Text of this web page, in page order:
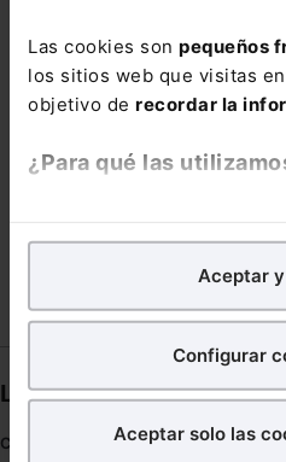
Las cookies son pequeños
los sitios web que visitas
objetivo de recordar la
¿Para qué las
analíticospara tratar de
nuestra página web.
para poder mostrarte
¿Qué puedes hacer?
Aceptar
Configurar
Aceptar solo las
PRODUCTOS INFORMÁTICOS
REFORMA DEL SENADO
SEMINARIO DERECHO
Links directos
Coronavirus